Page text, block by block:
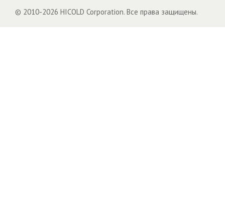
© 2010-2026 HICOLD Corporation. Все права защищены.